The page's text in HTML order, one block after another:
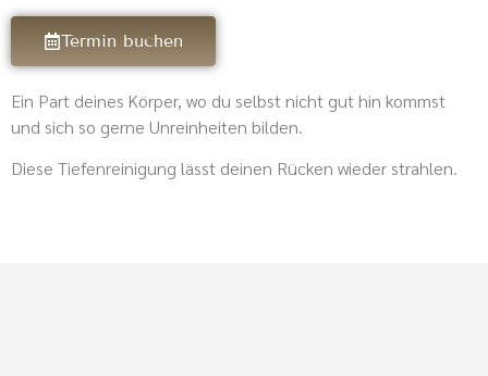
Termin buchen
Ein Part deines Körper, wo du selbst nicht gut hin kommst
und sich so gerne Unreinheiten bilden.
Diese Tiefenreinigung lässt deinen Rücken wieder strahlen.